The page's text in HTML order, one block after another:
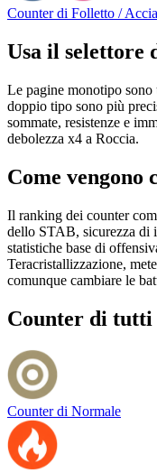
Counter di Folletto /
Usa il selettore
Le pagine monotipo
doppio tipo sono più
sommate, resistenze e
debolezza x4 a Roccia.
Come vengono
Il ranking dei counter
dello STAB, sicurezza di
statistiche base di
Teracristallizzazione,
comunque cambiare le
Counter di
Counter di Normale